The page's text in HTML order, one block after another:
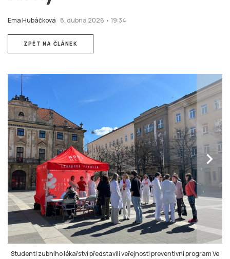
Ema Hubáčková 8. dubna 2026 • 19:34
ZPĚT NA ČLÁNEK
chevron_right
Studenti zubního lékařství představili veřejnosti preventivní program Ve